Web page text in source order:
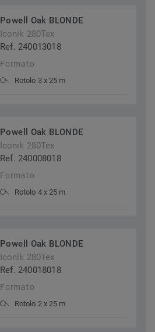
Powell Oak BLONDE
Iconik 280Tex
Ref. 240013018
Formato
Rotolo 3 x 25 m
Powell Oak BLONDE
Iconik 280Tex
Ref. 240008018
Formato
Rotolo 4 x 25 m
Powell Oak BLONDE
Iconik 280Tex
Ref. 240018018
Formato
Rotolo 2 x 25 m